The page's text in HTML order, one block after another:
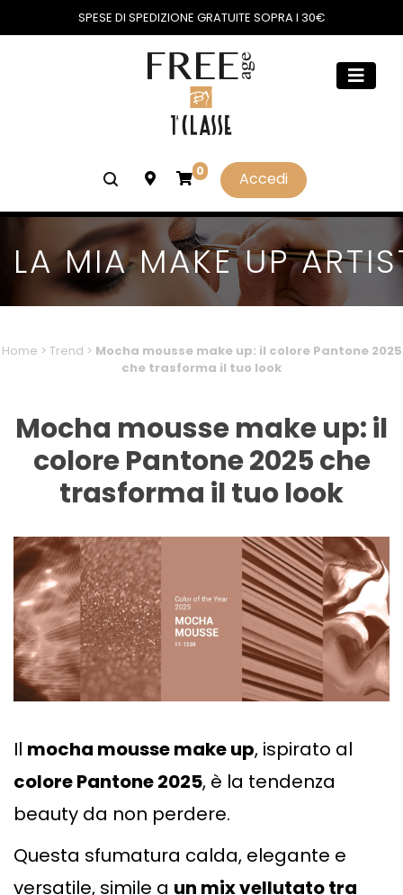
SPESE DI SPEDIZIONE GRATUITE SOPRA I 30€
0 Accedi
LA MIA MAKE UP
Home > Trend > Mocha mousse make up: il colore Pantone 2025
che trasforma il tuo look
Mocha mousse make up: il
colore Pantone 2025 che
trasforma il tuo look
Il mocha mousse make up, ispirato al
colore Pantone 2025, è la tendenza
beauty da non perdere.
Questa sfumatura calda, elegante e
versatile, simile a un mix vellutato tra